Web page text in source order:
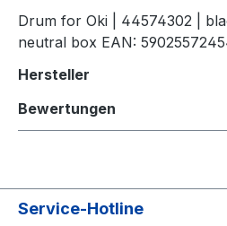
Drum for Oki | 44574302 |
neutral box EAN:
Hersteller
Bewertungen
Service-Hotline